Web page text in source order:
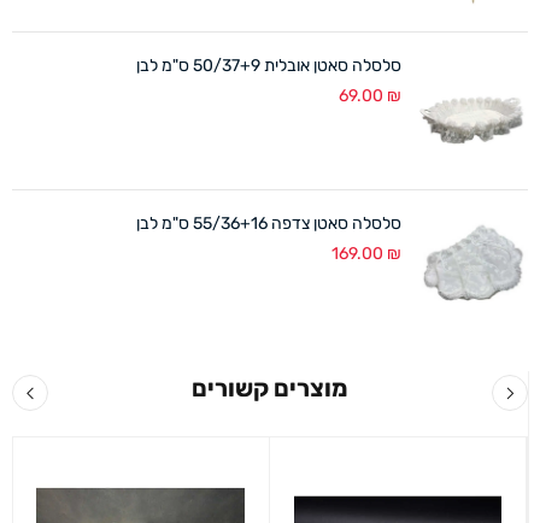
סלסלה סאטן אובלית 50/37+9 ס"מ לבן
69.00 ₪
סלסלה סאטן צדפה 55/36+16 ס"מ לבן
169.00 ₪
מוצרים קשורים